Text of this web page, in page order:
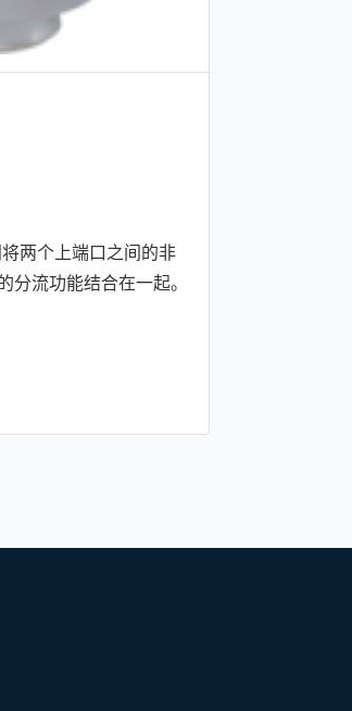
两个上端口之间的非
分流功能结合在一起。